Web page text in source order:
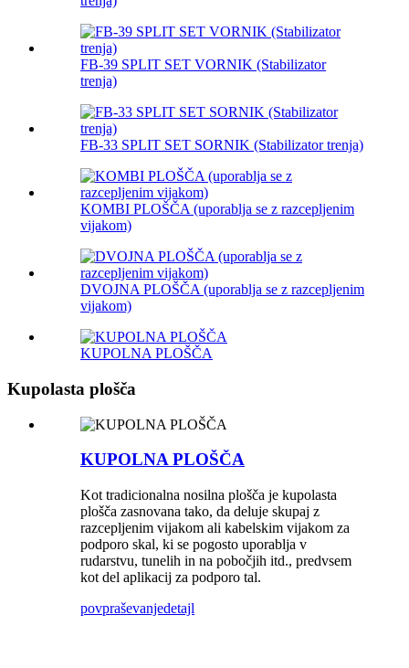
FB-39 SPLIT SET VORNIK (Stabilizator
trenja)
FB-33 SPLIT SET SORNIK (Stabilizator trenja)
KOMBI PLOŠČA (uporablja se z razcepljenim
vijakom)
DVOJNA PLOŠČA (uporablja se z razcepljenim
vijakom)
KUPOLNA PLOŠČA
Kupolasta plošča
KUPOLNA PLOŠČA
Kot tradicionalna nosilna plošča je kupolasta
plošča zasnovana tako, da deluje skupaj z
razcepljenim vijakom ali kabelskim vijakom za
podporo skal, ki se pogosto uporablja v
rudarstvu, tunelih in na pobočjih itd., predvsem
kot del aplikacij za podporo tal.
povpraševanjedetajl